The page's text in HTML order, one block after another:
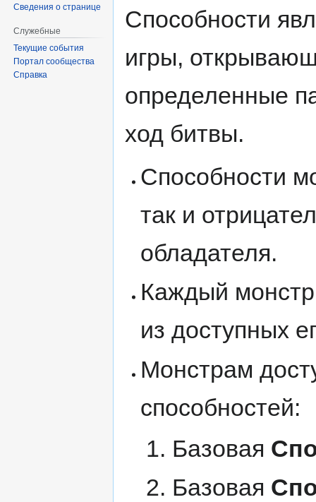
Способности
игры,
определенные
ход битвы.
Способности
так и
обладателя.
Каждый
из доступных
Монстрам
способностей:
Базовая
Базовая
Сведения о странице
Служебные
Текущие события
Портал сообщества
Справка